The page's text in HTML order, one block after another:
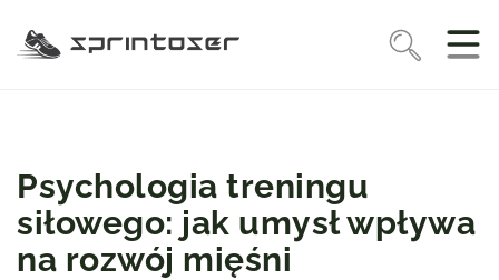
Psychologia treningu
siłowego: jak umysł wpływa
na rozwój mięśni